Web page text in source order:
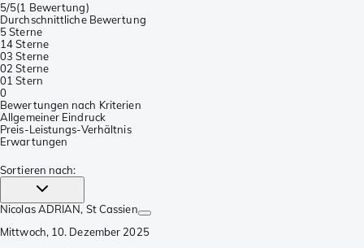
5/5(1 Bewertung)
Durchschnittliche Bewertung
5 Sterne
14 Sterne
03 Sterne
02 Sterne
01 Stern
0
Bewertungen nach Kriterien
Allgemeiner Eindruck
Preis-Leistungs-Verhältnis
Erwartungen
Sortieren nach:
Nicolas ADRIAN, St Cassien
Mittwoch, 10. Dezember 2025